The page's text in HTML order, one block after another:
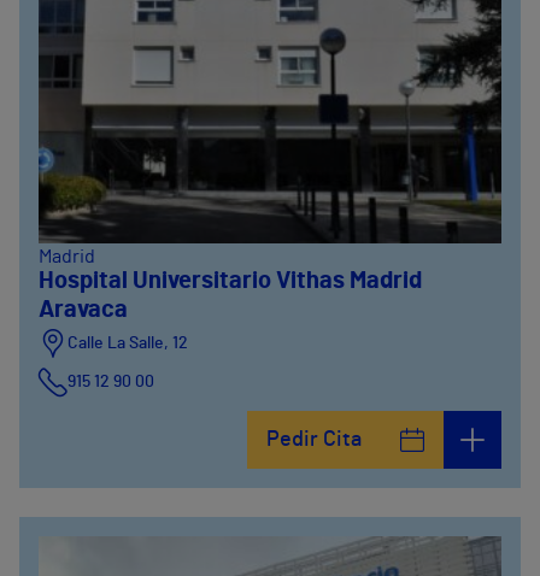
Madrid
Hospital Universitario Vithas Madrid
Aravaca
Calle La Salle, 12
915 12 90 00
Pedir Cita